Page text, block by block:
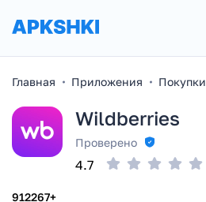
Главная Приложения Покупки
Wildberries
Проверено
912267+
4.7